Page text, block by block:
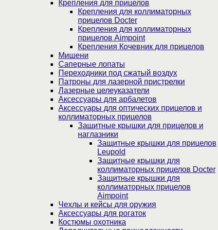
Крепления для прицелов
Крепления для коллиматорных
прицелов Docter
Крепления для коллиматорных
прицелов Aimpoint
Крепления Кочевник для прицелов
Мишени
Саперные лопаты
Переходники под сжатый воздух
Патроны для лазерной пристрелки
Лазерные целеуказатели
Аксессуары для арбалетов
Аксессуары для оптических прицелов и
коллиматорных прицелов
Защитные крышки для прицелов и
наглазники
Защитные крышки для прицелов
Leupold
Защитные крышки для
коллиматорных прицелов Docter
Защитные крышки для
коллиматорных прицелов
Aimpoint
Чехлы и кейсы для оружия
Аксессуары для рогаток
Костюмы охотника